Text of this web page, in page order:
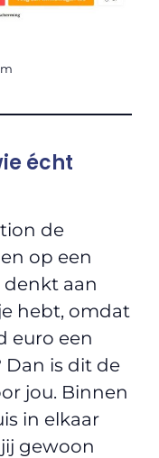
écht
de
op een
aan
hebt, omdat
euro een
is dit de
jou. Binnen
in elkaar
gewoon